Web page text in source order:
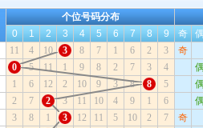
个位号码分布
0
1 2 3 4 5 6 7 8 9 奇
11 4 10 3 8 7 1 6 2 3
奇
0 5 11 1 9 8 2 7 3 4
1 6 12 2 10 9 3 8 8 5
2 7 2 3 11 10 4 9 1 6
3 8 1 3 12 11 5 10 2 7
奇